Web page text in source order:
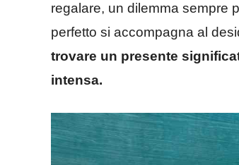
regalare, un dilemma sempre
perfetto si accompagna al
trovare un presente
intensa.